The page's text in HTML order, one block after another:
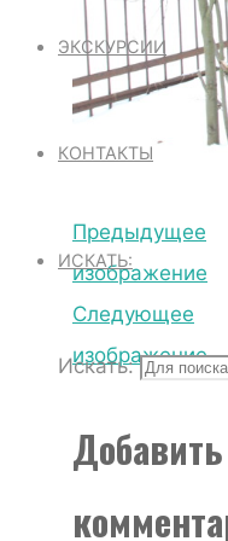
ЭКСКУРСИИ
КОНТАКТЫ
ИСКАТЬ:
Искать:
Предыдущее
изображение
Следующее
изображение
Добавить